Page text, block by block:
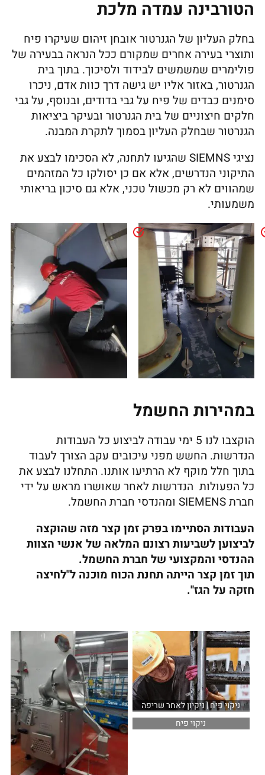
הטורבינה עמדה מלכת
בחלק העליון של הגנרטור אובחן זיהום שעיקרו פיח
ותוצרי בעירה אחרים שמקורם ככל הנראה בבעירה של
פולימרים שמשמשים לבידוד ולסיכוך. בתוך בית
הגנרטור, באזור אליו יש גישה דרך כוות אדם, ניכרו
סימנים כבדים של פיח על גבי בדודים, ובנוסף, על גבי
חלקים חיצוניים של בית הגנרטור ובעיקר ביציאות
הגנרטור שבחלק העליון בסמוך לתקרת המבנה.
נציגי SIEMNS שהגיעו לתחנה, לא הסכימו לבצע את
התיקוני הנדרשים, אלא אם כן יסולקו כל המזהמים
שמהווים לא רק מכשול טכני, אלא גם סיכון בריאותי
משמעותי.
במהירות החשמל
הוקצבו לנו 5 ימי עבודה לביצוע כל העבודות
הנדרשות. החשש מפני עיכובים עקב הצורך לעבוד
בתוך חלל מוקף לא הרתיעו אותנו. התחלנו לבצע את
כל הפעולות הנדרשות לאחר שאושרו מראש על ידי
חברת SIEMENS ומהנדסי חברת החשמל.
העבודות הסתיימו בפרק זמן קצר מזה שהוקצה
לביצוען לשביעות רצונם המלאה של אנשי הצוות
ההנדסי והמקצועי של חברת החשמל.
תוך זמן קצר הייתה תחנת הכוח מוכנה ל"לחיצה
חזקה על הגז".
ניקוי פיח | ניקיון לאחר שריפה
ניקוי פיח